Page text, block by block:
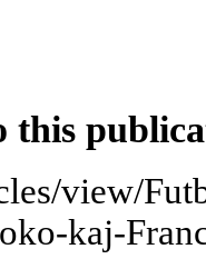
this
view/
kaj-